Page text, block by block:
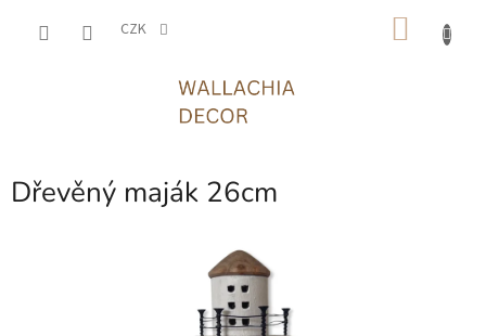
CZK
Dřevěný maják 26cm